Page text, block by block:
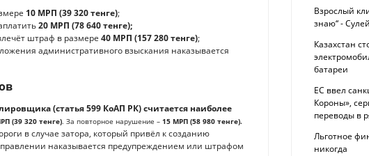
10 МРП (39 320 тенге);
20 МРП (78 640 тенге);
штраф в размере 40 МРП (157 280 тенге);
административного взыскания наказывается
(статья 599 КоАП РК) считается наиболее
(39 320 тенге). За повторное нарушение – 15 МРП (58 980 тенге).
в случае затора, который привёл к созданию
наказывается предупреждением или штрафом
Взрослый
знаю“ -
Казахстан
батареи
ЕС ввел
Короны»,
переводы в
Льготное
никогда